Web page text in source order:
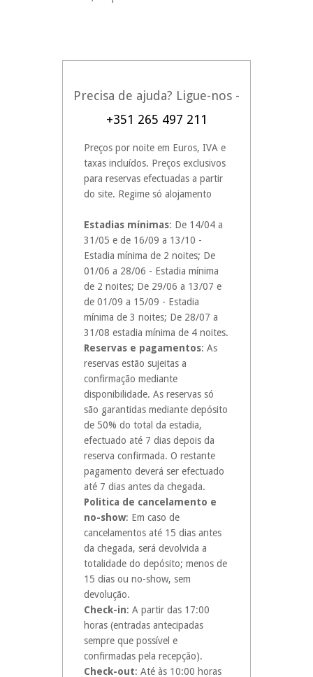
Precisa de ajuda? Ligue-nos -
+351 265 497 211
Preços por noite em Euros, IVA e
taxas incluídos. Preços exclusivos
para reservas efectuadas a partir
do site. Regime só alojamento
Estadias mínimas: De 14/04 a
31/05 e de 16/09 a 13/10 -
Estadia mínima de 2 noites; De
01/06 a 28/06 - Estadia mínima
de 2 noites; De 29/06 a 13/07 e
de 01/09 a 15/09 - Estadia
mínima de 3 noites; De 28/07 a
31/08 estadia mínima de 4 noites.
Reservas e pagamentos: As
reservas estão sujeitas a
confirmação mediante
disponibilidade. As reservas só
são garantidas mediante depósito
de 50% do total da estadia,
efectuado até 7 dias depois da
reserva confirmada. O restante
pagamento deverá ser efectuado
até 7 dias antes da chegada.
Politica de cancelamento e
no-show: Em caso de
cancelamentos até 15 dias antes
da chegada, será devolvida a
totalidade do depósito; menos de
15 dias ou no-show, sem
devolução.
Check-in: A partir das 17:00
horas (entradas antecipadas
sempre que possível e
confirmadas pela recepção).
Check-out: Até às 10:00 horas